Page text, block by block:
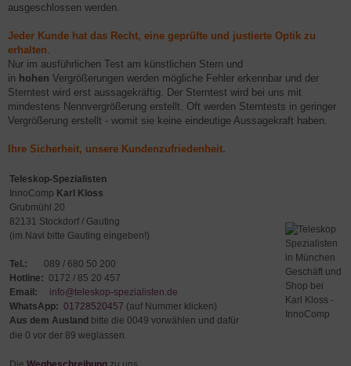
ausgeschlossen werden.
Jeder Kunde hat das Recht, eine geprüfte und justierte Optik zu
erhalten
Nur im ausführlichen Test am künstlichen Stern und
in hohen Vergrößerungen werden mögliche Fehler erkennbar und der
Sterntest wird erst aussagekräftig. Der Sterntest wird bei uns mit
mindestens Nennvergrößerung erstellt. Oft werden Sterntests in geringer
Vergrößerung erstellt - womit sie keine eindeutige Aussagekraft haben.
Ihre Sicherheit, unsere Kundenzufriedenheit.
Teleskop-Spezialisten
InnoComp Karl Kloss
Grubmühl 20
82131 Stockdorf / Gauting
(im Navi bitte Gauting eingeben!)
Tel.: 089 / 680 50 200
Hotline: 0172 / 85 20 457
Email: info@teleskop-spezialisten.de
WhatsApp: 01728520457 (auf Nummer klicken)
Aus dem Ausland bitte die 0049 vorwählen und dafür
die 0 vor der 89 weglassen.